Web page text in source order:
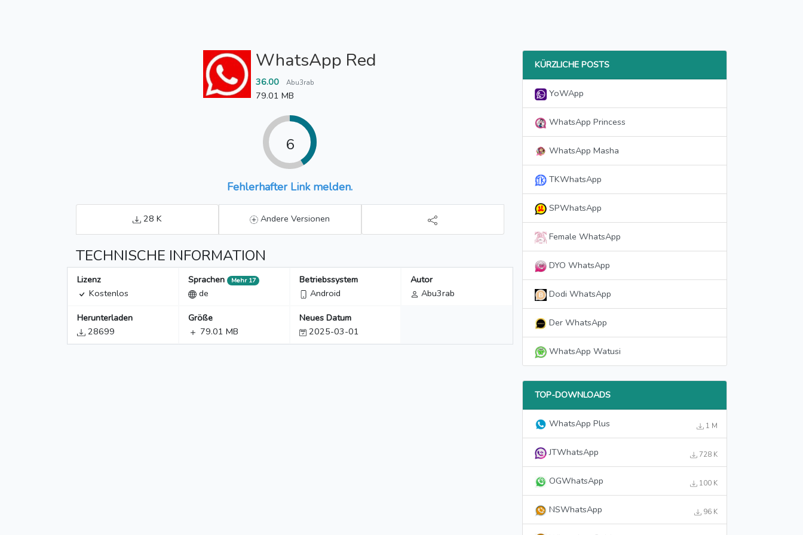
WhatsApp Red
36.00 Abu3rab
79.01 MB
6
Fehlerhafter Link melden.
28 K Andere Versionen
TECHNISCHE INFORMATION
Lizenz
Kostenlos
Sprachen Mehr 17
de
Betriebssystem
Android
Autor
Abu3rab
Herunterladen
28699
Größe
79.01 MB
Neues Datum
2025-03-01
KÜRZLICHE POSTS
YoWApp
WhatsApp Princess
WhatsApp Masha
TKWhatsApp
SPWhatsApp
Female WhatsApp
DYO WhatsApp
Dodi WhatsApp
Der WhatsApp
WhatsApp Watusi
TOP-DOWNLOADS
WhatsApp Plus 1 M
JTWhatsApp 728 K
OGWhatsApp 100 K
NSWhatsApp 96 K